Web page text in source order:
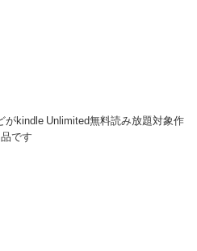
kindle Unlimited無料読み放題対象作
品です